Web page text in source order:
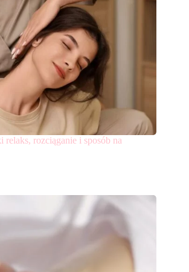
relaks, rozciąganie i sposób na